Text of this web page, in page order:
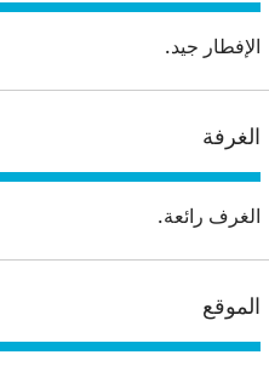
الإفطار جيد.
الغرفة
الغرف رائعة.
الموقع